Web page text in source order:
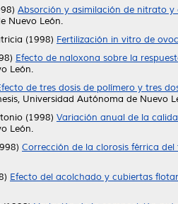
Absorción y asimilación de nitrato
Nuevo León.
(1998) Fertilización in vitro de
Efecto de naloxona sobre la
León.
de tres dosis de polímero y tres
Universidad Autónoma de Nuevo
(1998) Variación anual de la
León.
Corrección de la clorosis férrica
Efecto del acolchado y cubiertas